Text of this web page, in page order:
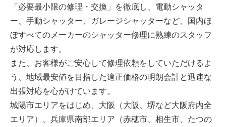
「必要最小限の修理・交換」を徹底し、電動シャッタ
ー、手動シャッター、ガレージシャッターなど、国内ほ
ぼすべてのメーカーのシャッター修理に熟練のスタッフ
が対応します。
また、お客様がご安心して修理依頼をしていただけるよ
う、地域最安値を目指した適正価格の明朗会計と迅速な
出張対応を心がけています。
城陽市エリアをはじめ、大阪（大阪、堺など大阪府内全
エリア）、兵庫県南部エリア（赤穂市、相生市、たつの